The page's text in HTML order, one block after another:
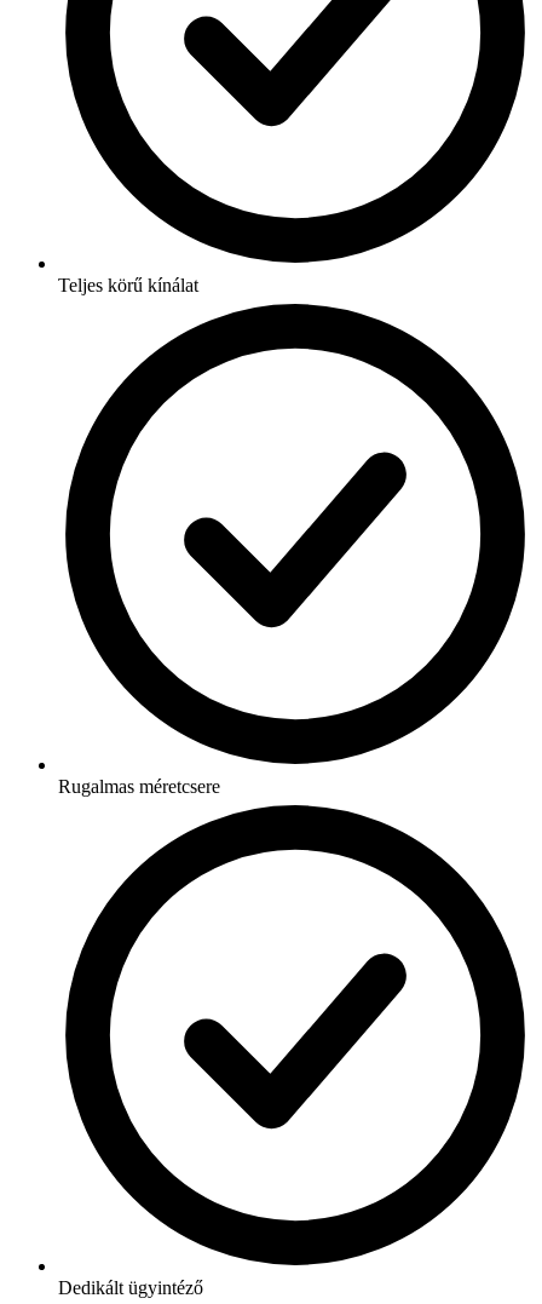
Teljes körű kínálat
Rugalmas méretcsere
Dedikált ügyintéző